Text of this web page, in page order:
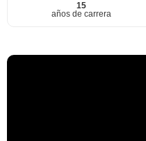
15
años de carrera